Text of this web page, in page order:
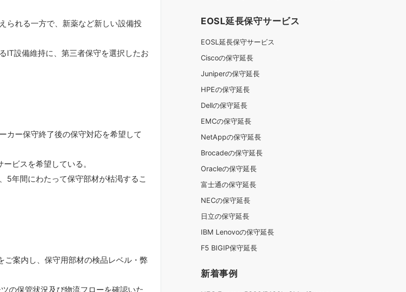
られる一方で、新薬など新しい設備投
IT設備維持に、第三者保守を選択したお
カー保守終了後の保守対応を希望して
ビスを希望している。
5年間にわたって保守部材が枯渇するこ
案内し、保守用部材の検品レベル・弊
の保管状況及び物流フローを確認いた
EOSL延長保守サービス
EOSL延長保守サービス
Ciscoの保守延長
Juniperの保守延長
HPEの保守延長
Dellの保守延長
EMCの保守延長
NetAppの保守延長
Brocadeの保守延長
Oracleの保守延長
富士通の保守延長
NECの保守延長
日立の保守延長
IBM Lenovoの保守延長
F5 BIGIP保守延長
新着事例